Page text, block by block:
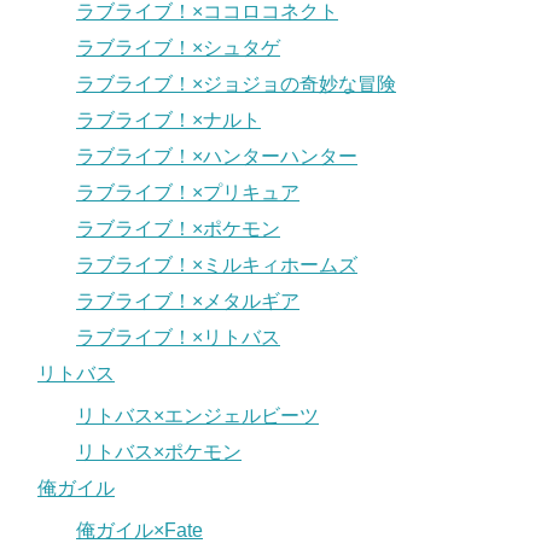
ラブライブ！×ココロコネクト
ラブライブ！×シュタゲ
ラブライブ！×ジョジョの奇妙な冒険
ラブライブ！×ナルト
ラブライブ！×ハンターハンター
ラブライブ！×プリキュア
ラブライブ！×ポケモン
ラブライブ！×ミルキィホームズ
ラブライブ！×メタルギア
ラブライブ！×リトバス
リトバス
リトバス×エンジェルビーツ
リトバス×ポケモン
俺ガイル
俺ガイル×Fate